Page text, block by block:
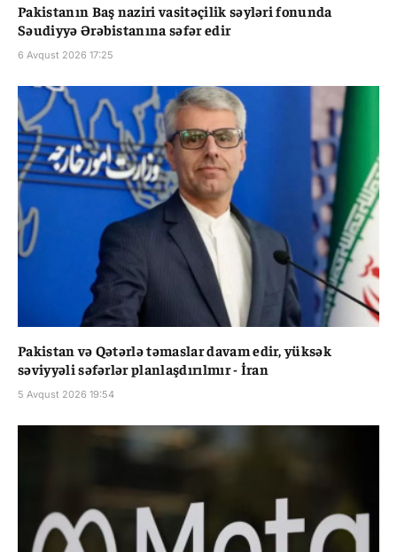
Pakistanın Baş naziri vasitəçilik səyləri fonunda
Səudiyyə Ərəbistanına səfər edir
6 Avqust 2026 17:25
Pakistan və Qətərlə təmaslar davam edir, yüksək
səviyyəli səfərlər planlaşdırılmır - İran
5 Avqust 2026 19:54